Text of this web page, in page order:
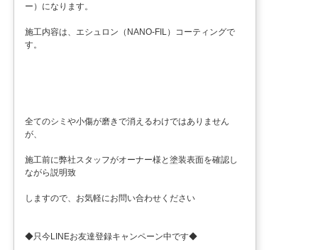
ー）になります。
施工内容は、エシュロン（NANO-FIL）コーティングで
す。
全てのシミや小傷が磨きで消えるわけではありません
が、
施工前に弊社スタッフがオーナー様と塗装表面を確認し
ながら説明致
しますので、お気軽にお問い合わせください
◆只今LINEお友達登録キャンペーン中です◆